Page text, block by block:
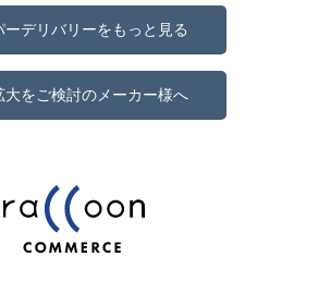
ーデリバリーをもっと見る
大をご検討のメーカー様へ